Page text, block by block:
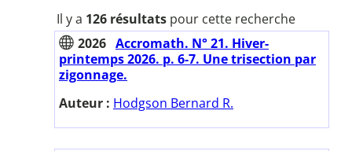
Il y a 126 résultats pour cette recherche
2026 Accromath. N° 21. Hiver-
printemps 2026. p. 6-7. Une trisection par
zigonnage.
Auteur : Hodgson Bernard R.